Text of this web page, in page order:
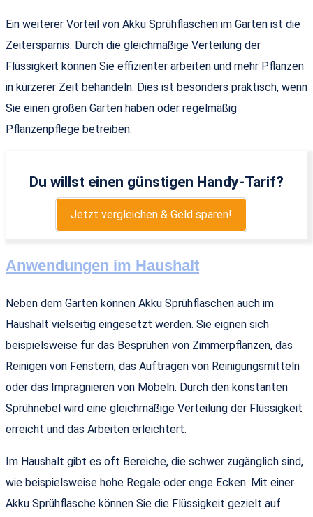
Ein weiterer Vorteil von Akku Sprühflaschen im Garten ist die
Zeitersparnis. Durch die gleichmäßige Verteilung der
Flüssigkeit können Sie effizienter arbeiten und mehr Pflanzen
in kürzerer Zeit behandeln. Dies ist besonders praktisch, wenn
Sie einen großen Garten haben oder regelmäßig
Pflanzenpflege betreiben.
Du willst einen günstigen Handy-Tarif?
Jetzt vergleichen & Geld sparen!
Anwendungen im Haushalt
Neben dem Garten können Akku Sprühflaschen auch im
Haushalt vielseitig eingesetzt werden. Sie eignen sich
beispielsweise für das Besprühen von Zimmerpflanzen, das
Reinigen von Fenstern, das Auftragen von Reinigungsmitteln
oder das Imprägnieren von Möbeln. Durch den konstanten
Sprühnebel wird eine gleichmäßige Verteilung der Flüssigkeit
erreicht und das Arbeiten erleichtert.
Im Haushalt gibt es oft Bereiche, die schwer zugänglich sind,
wie beispielsweise hohe Regale oder enge Ecken. Mit einer
Akku Sprühflasche können Sie die Flüssigkeit gezielt auf